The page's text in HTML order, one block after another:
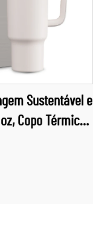
Sustentável e
Copo Térmico